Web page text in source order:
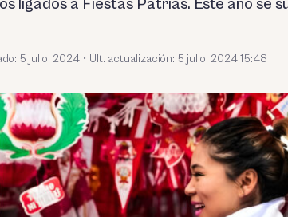
ligados a Fiestas Patrias. Este año se
5 julio, 2024 • Últ. actualización: 5 julio, 2024 15:48